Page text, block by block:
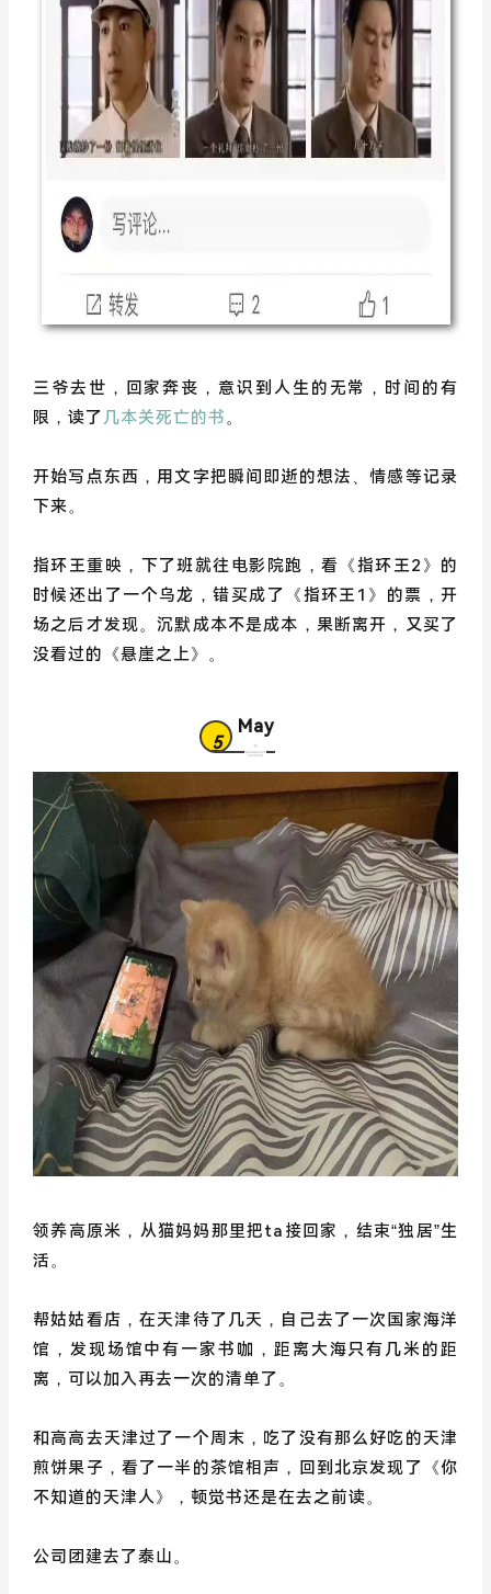
三爷去世，回家奔丧，意识到人生的无常，时间的有
限，读了 几本关死亡的书 。
开始写点东西，用文字把瞬间即逝的想法、情感等记录
下来。
指环王重映，下了班就往电影院跑，看《指环王2》的
时候还出了一个乌龙，错买成了《指环王1》的票，开
场之后才发现。沉默成本不是成本，果断离开，又买了
没看过的《悬崖之上》。
May
5
领养高原米，从猫妈妈那里把ta接回家，结束“独居”生
活。
帮姑姑看店，在天津待了几天，自己去了一次国家海洋
馆，发现场馆中有一家书咖，距离大海只有几米的距
离，可以加入再去一次的清单了。
和高高去天津过了一个周末，吃了没有那么好吃的天津
煎饼果子，看了一半的茶馆相声，回到北京发现了《你
不知道的天津人》，顿觉书还是在去之前读。
公司团建去了泰山。